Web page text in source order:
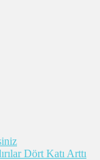
Dört Katı Arttı